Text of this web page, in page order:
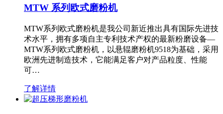
MTW 系列欧式磨粉机
MTW系列欧式磨粉机是我公司新近推出具有国际先进技
术水平，拥有多项自主专利技术产权的最新粉磨设备—
MTW系列欧式磨粉机，以悬辊磨粉机9518为基础，采用
欧洲先进制造技术，它能满足客户对产品粒度、性能
可…
了解详情